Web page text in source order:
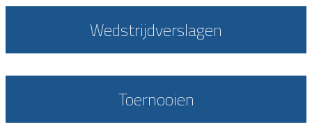
Wedstrijdverslagen
Toernooien